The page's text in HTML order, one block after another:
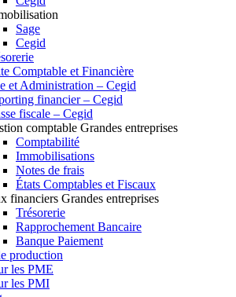
Sage
Cegid
Comptable et Financière
et Administration – Cegid
financier – Cegid
fiscale – Cegid
comptable Grandes entreprises
Comptabilité
Immobilisations
Notes de frais
États Comptables et Fiscaux
financiers Grandes entreprises
Trésorerie
Rapprochement Bancaire
Banque Paiement
production
les PME
les PMI